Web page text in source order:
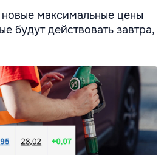
максимальные цены
будут действовать завтра,